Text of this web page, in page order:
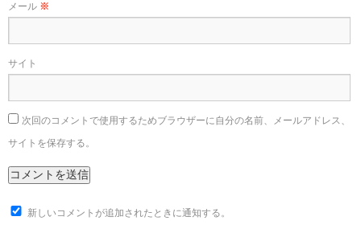
メール ※
サイト
次回のコメントで使用するためブラウザーに自分の名前、メールアドレス、
サイトを保存する。
新しいコメントが追加されたときに通知する。